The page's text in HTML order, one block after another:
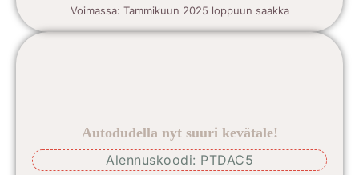
Voimassa: Tammikuun 2025 loppuun saakka
Autodudella nyt suuri kevätale!
Alennuskoodi: PTDAC5